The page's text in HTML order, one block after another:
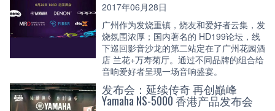
2017年06月28日
广州作为发烧重镇，烧友和爱好者云集，发
烧氛围浓厚；国内著名的 HD199论坛，线
下巡回影音沙龙的第二站定在了广州花园酒
店 兰花+万寿菊厅。通过不同品牌的组合给
音响爱好者呈现一场音响盛宴。
发布会：延续传奇 再创巓峰
Yamaha NS-5000 香港产品发布会